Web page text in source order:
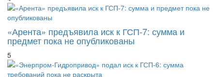
«Арента» предъявила иск к ГСП-7: сумма и
предмет пока не опубликованы
5